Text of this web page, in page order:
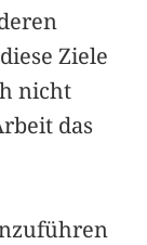
Ziele
nicht
das